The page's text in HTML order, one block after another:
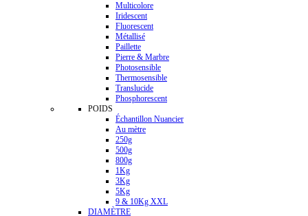
Multicolore
Iridescent
Fluorescent
Métallisé
Paillette
Pierre & Marbre
Photosensible
Thermosensible
Translucide
Phosphorescent
POIDS
Échantillon Nuancier
Au mètre
250g
500g
800g
1Kg
3Kg
5Kg
9 & 10Kg XXL
DIAMÈTRE